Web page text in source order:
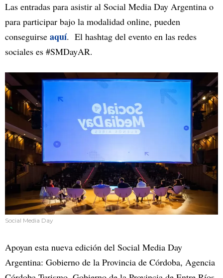
Las entradas para asistir al Social Media Day Argentina o
para participar bajo la modalidad online, pueden
conseguirse aquí. El hashtag del evento en las redes
sociales es #SMDayAR.
Social Media Day
Apoyan esta nueva edición del Social Media Day
Argentina: Gobierno de la Provincia de Córdoba, Agencia